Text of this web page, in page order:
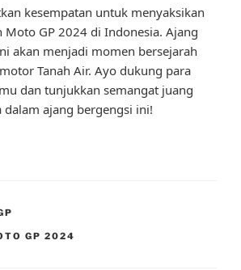
kesempatan untuk menyaksikan
Moto GP 2024 di Indonesia. Ajang
akan menjadi momen bersejarah
Tanah Air. Ayo dukung para
dan tunjukkan semangat juang
dalam ajang bergengsi ini!
GP 2024